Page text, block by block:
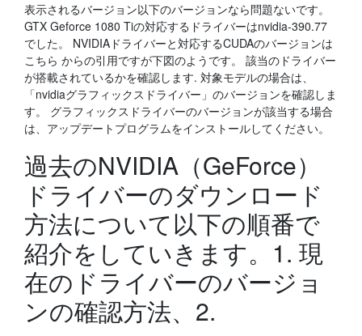
表示されるバージョン以下のバージョンなら問題ないです。
GTX Geforce 1080 Tiの対応するドライバーはnvidia-390.77
でした。 NVIDIAドライバーと対応するCUDAのバージョンは
こちら からの引用ですが下図のようです。 該当のドライバー
が搭載されているかを確認します. 対象モデルの場合は、
「nvidiaグラフィックスドライバー」のバージョンを確認しま
す。 グラフィックスドライバーのバージョンが該当する場合
は、アップデートプログラムをインストールしてください。
過去のNVIDIA（GeForce）
ドライバーのダウンロード
方法について以下の順番で
紹介をしていきます。1. 現
在のドライバーのバージョ
ンの確認方法、2.